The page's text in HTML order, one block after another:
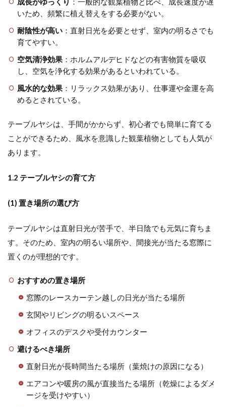
いため、頻繁に植え替えをする必要がない。
耐陰性が高い：直射日光を必要とせず、室内の明るさでも
育てやすい。
空気清浄効果：ホルムアルデヒドなどの有害物質を吸収
し、空気を浄化する効果があるといわれている。
風水的な効果：リラックス効果があり、仕事運や金運を高
めるとされている。
テーブルヤシは、手間がかからず、初心者でも簡単に育てる
ことができるため、風水を意識した観葉植物としても人気が
あります。
1.2 テーブルヤシの育て方
(1) 置き場所の選び方
テーブルヤシは直射日光が苦手で、半日陰でも元気に育ちま
す。そのため、室内の明るい場所や、間接光が当たる窓際に
置くのが理想的です。
おすすめの置き場所
窓際のレースカーテン越しの日光が当たる場所
玄関やリビングの明るいスペース
オフィスのデスクや受付カウンター
避けるべき場所
直射日光が長時間当たる場所（葉焼けの原因になる）
エアコンや暖房の風が直接当たる場所（乾燥によるダメ
ージを受けやすい）